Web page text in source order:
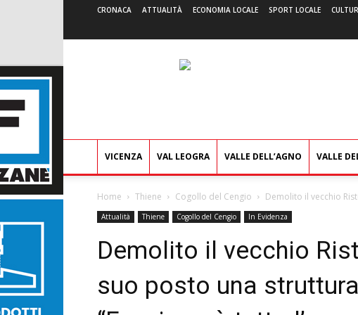
CRONACA ATTUALITÀ ECONOMIA LOCALE SPORT LOCALE
VICENZA VAL LEOGRA VALLE DELL’AGNO VALLE
Home Thiene Cogollo del Cengio Demolito il vecchio
Attualità Thiene Cogollo del Cengio In Evidenza
Demolito il vecchio
suo posto una